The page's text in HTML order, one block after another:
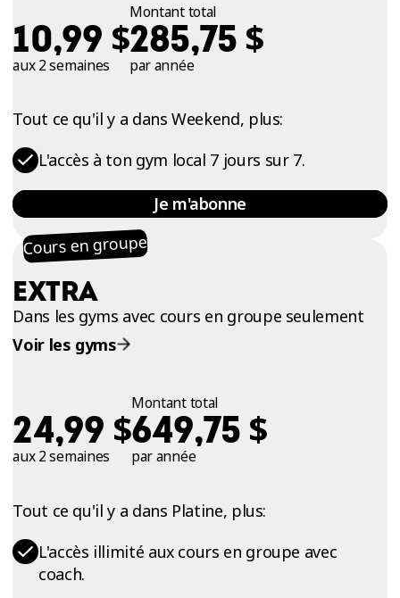
10,99 $
aux 2 semaines
Montant total
285,75 $
par année
Tout ce qu'il y a dans Weekend, plus:
L'accès à ton gym local 7 jours sur 7.
Je m'abonne
Cours en groupe
EXTRA
Dans les gyms avec cours en groupe seulement
Voir les gyms
24,99 $
aux 2 semaines
Montant total
649,75 $
par année
Tout ce qu'il y a dans Platine, plus:
L'accès illimité aux cours en groupe avec
coach.